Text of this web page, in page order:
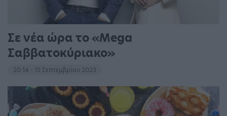
Σε νέα ώρα το «Mega
Σαββατοκύριακο»
20:14 - 15 Σεπτεμβρίου 2023